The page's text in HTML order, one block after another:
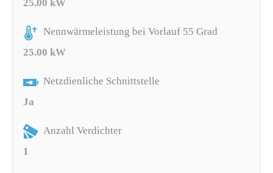
25.00 kW
Nennwärmeleistung bei Vorlauf 55 Grad
25.00 kW
Netzdienliche Schnittstelle
Ja
Anzahl Verdichter
1